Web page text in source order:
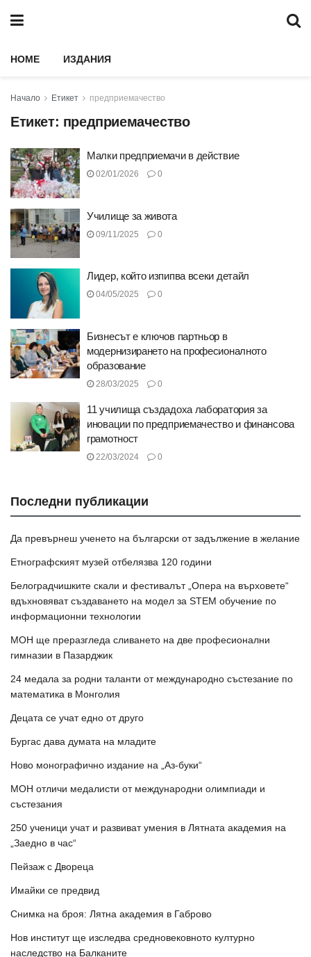
HOME ИЗДАНИЯ
Начало Етикет предприемачество
Етикет: предприемачество
Малки предприемачи в действие
02/01/2026 0
Училище за живота
09/11/2025 0
Лидер, който изпипва всеки детайл
04/05/2025 0
Бизнесът е ключов партньор в
модернизирането на професионалното
образование
28/03/2025 0
11 училища създадоха лаборатория за
иновации по предприемачество и финансова
грамотност
22/03/2024 0
Последни публикации
Да превърнеш ученето на български от задължение в желание
Етнографският музей отбелязва 120 години
Белоградчишките скали и фестивалът „Опера на върховете“
вдъхновяват създаването на модел за STEM обучение по
информационни технологии
МОН ще преразгледа сливането на две професионални
гимназии в Пазарджик
24 медала за родни таланти от международно състезание по
математика в Монголия
Децата се учат едно от друго
Бургас дава думата на младите
Ново монографично издание на „Аз-буки“
МОН отличи медалисти от международни олимпиади и
състезания
250 ученици учат и развиват умения в Лятната академия на
„Заедно в час“
Пейзаж с Двореца
Имайки се предвид
Снимка на броя: Лятна академия в Габрово
Нов институт ще изследва средновековното културно
наследство на Балканите